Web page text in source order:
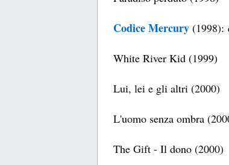
Codice Mercury (1998):
White River Kid (1999)
Lui, lei e gli altri (2000)
L'uomo senza ombra
The Gift - Il dono (2000)